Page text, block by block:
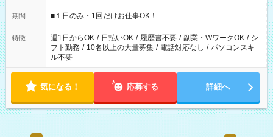
etc ★最短で3時間で5,120円のお仕事から 15時間で2万円近く稼
げるお仕事も！ ご希望のお時間に合わせてご紹介！ ※シフトは
ください！
期間 ■１日のみ・1回だけお仕事OK！
特徴 週1日からOK / 日払いOK / 履歴書不要 / 副業・WワークOK / シ
フト勤務 / 10名以上の大量募集 / 電話対応なし / パソコンスキ
ル不要
気になる！ 応募する 詳細へ